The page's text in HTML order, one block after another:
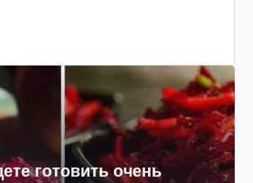
готовить очень